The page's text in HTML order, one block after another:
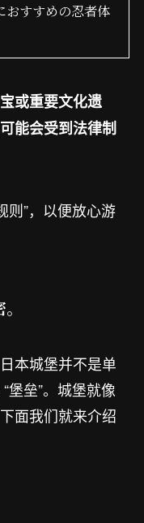
おすすめの忍者体
或重要文化遗
可能会受到法律制
则”，以便放心游
本城堡并不是单
堡垒”。城堡就像
面我们就来介绍